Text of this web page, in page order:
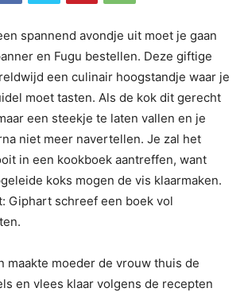
spannend avondje uit moet je gaan
en Fugu bestellen. Deze giftige
een culinair hoogstandje waar je
moet tasten. Als de kok dit gerecht
een steekje te laten vallen en je
niet meer navertellen. Je zal het
in een kookboek aantreffen, want
koks mogen de vis klaarmaken.
Giphart schreef een boek vol
maakte moeder de vrouw thuis de
en vlees klaar volgens de recepten